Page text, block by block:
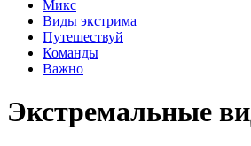
Микс
Виды экстрима
Путешествуй
Команды
Важно
Экстремальные